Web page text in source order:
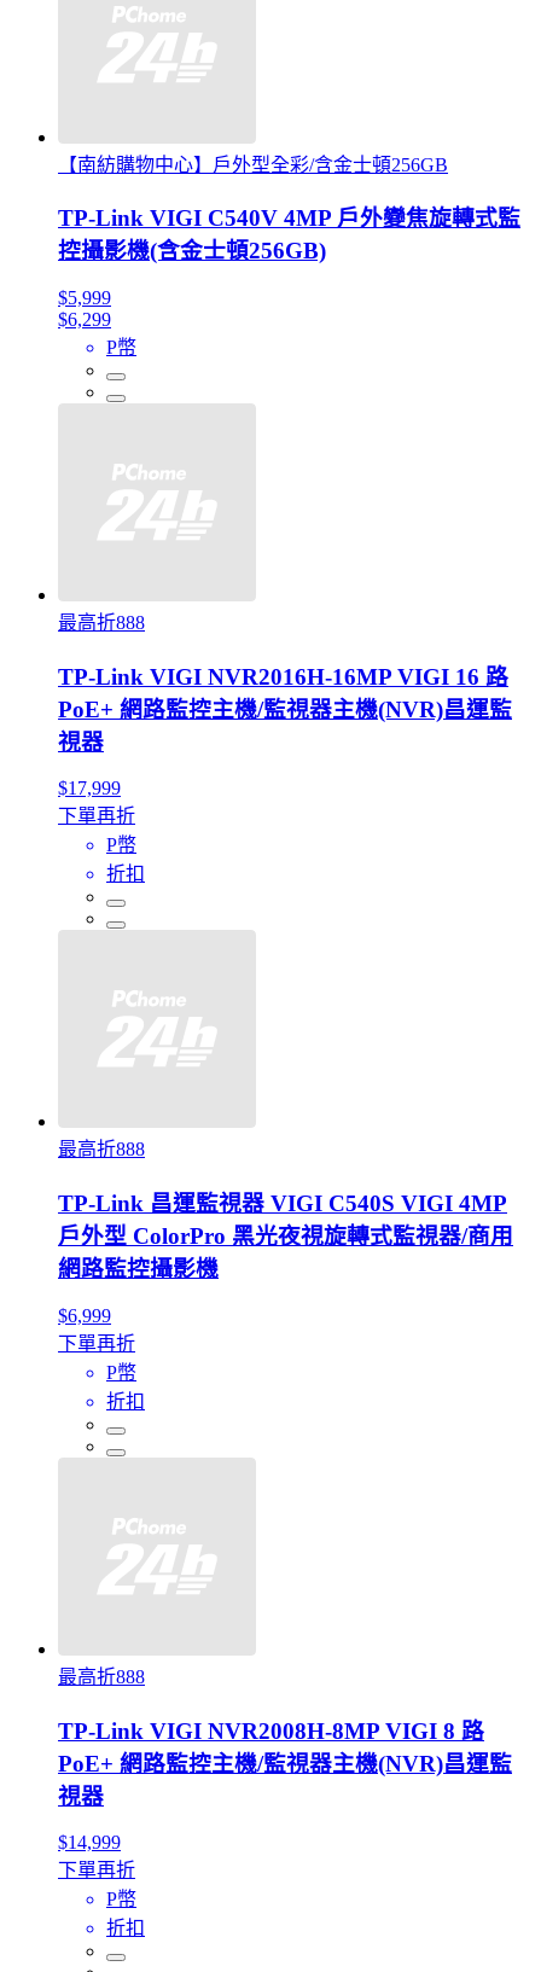
【南紡購物中心】戶外型全彩/含金士頓256GB
TP-Link VIGI C540V 4MP 戶外變焦旋轉式監
控攝影機(含金士頓256GB)
$5,999
$6,299
P幣
最高折888
TP-Link VIGI NVR2016H-16MP VIGI 16 路
PoE+ 網路監控主機/監視器主機(NVR)昌運監
視器
$17,999
下單再折
P幣
折扣
最高折888
TP-Link 昌運監視器 VIGI C540S VIGI 4MP
戶外型 ColorPro 黑光夜視旋轉式監視器/商用
網路監控攝影機
$6,999
下單再折
P幣
折扣
最高折888
TP-Link VIGI NVR2008H-8MP VIGI 8 路
PoE+ 網路監控主機/監視器主機(NVR)昌運監
視器
$14,999
下單再折
P幣
折扣